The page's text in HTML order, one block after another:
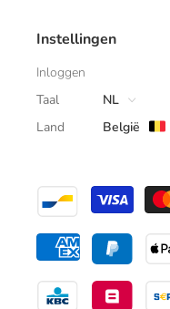
Instellingen
Inloggen
Taal
NL
Land
België